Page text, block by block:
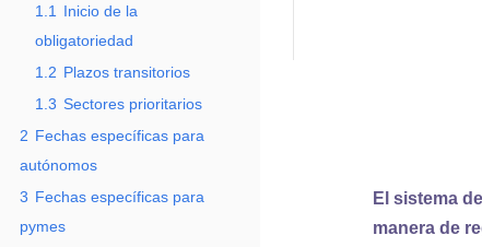
1.1
Inicio de la
obligatoriedad
1.2 Plazos transitorios
1.3 Sectores prioritarios
2 Fechas específicas para
autónomos
3 Fechas específicas para
pymes
El sistema
manera de